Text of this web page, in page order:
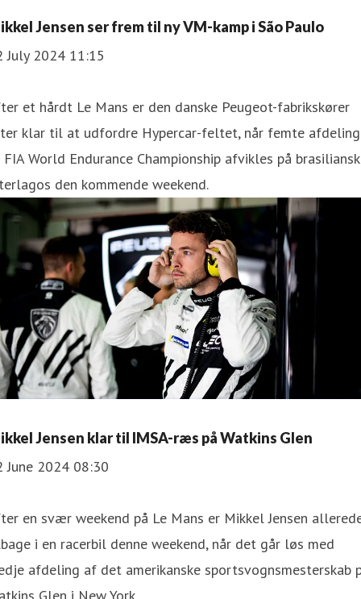
Jensen ser frem til ny VM-kamp i São Paulo
July 2024 11:15
et hårdt Le Mans er den danske Peugeot-fabrikskører
klar til at udfordre Hypercar-feltet, når femte afdeling
World Endurance Championship afvikles på
den kommende weekend.
Jensen klar til IMSA-ræs på Watkins Glen
June 2024 08:30
en svær weekend på Le Mans er Mikkel Jensen
i en racerbil denne weekend, når det går løs med
afdeling af det amerikanske sportsvognsmesterskab